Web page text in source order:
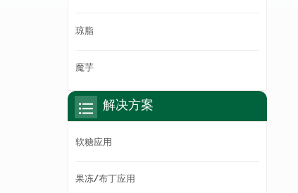
琼脂
魔芋
解决方案
软糖应用
果冻/布丁应用